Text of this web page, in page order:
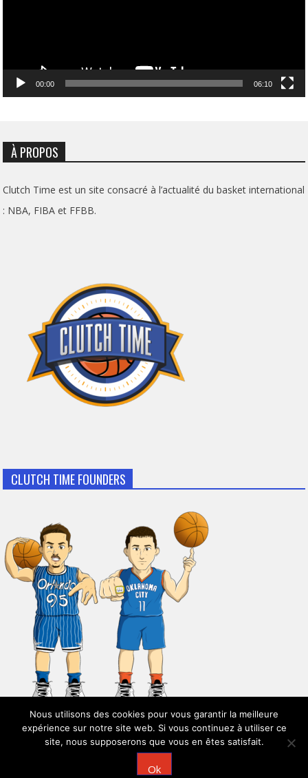
00:00 06:10
À PROPOS
Clutch Time est un site consacré à l’actualité du basket international
: NBA, FIBA et FFBB.
CLUTCH TIME FOUNDERS
© 2026 Clutch Time
WordPress| Theme:
Nous utilisons des cookies pour vous garantir la meilleure
expérience sur notre site web. Si vous continuez à utiliser ce
site, nous supposerons que vous en êtes satisfait.
Ok